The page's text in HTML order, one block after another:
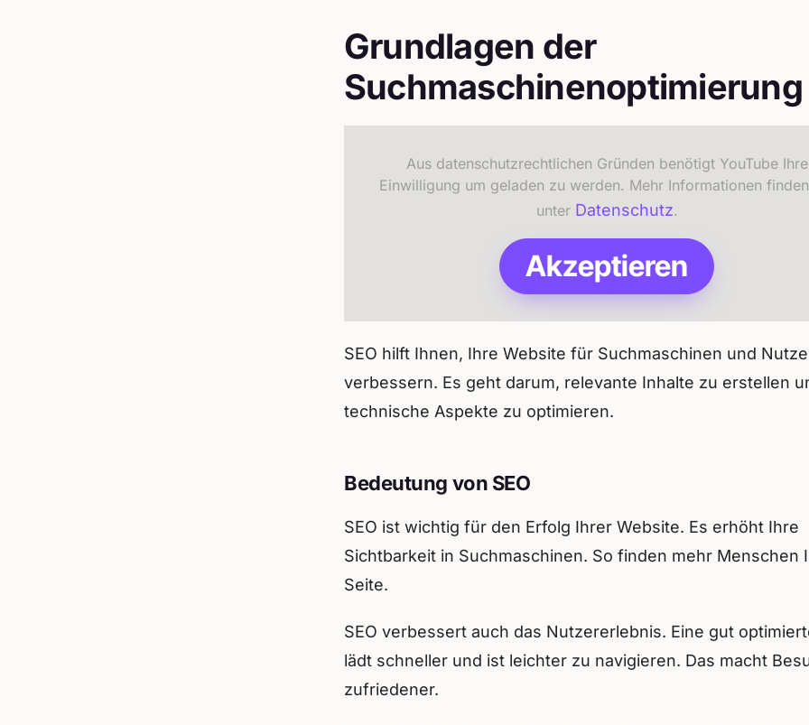
Grundlagen der
Suchmaschinenoptimierung
Aus datenschutzrechtlichen Gründen benötigt YouTube Ihre
Einwilligung um geladen zu werden. Mehr Informationen
unter Datenschutz.
Akzeptieren
SEO hilft Ihnen, Ihre Website für Suchmaschinen und
verbessern. Es geht darum, relevante Inhalte zu erstellen
technische Aspekte zu optimieren.
Bedeutung von SEO
SEO ist wichtig für den Erfolg Ihrer Website. Es erhöht Ihre
Sichtbarkeit in Suchmaschinen. So finden mehr Menschen
Seite.
SEO verbessert auch das Nutzererlebnis. Eine gut
lädt schneller und ist leichter zu navigieren. Das macht
zufriedener.